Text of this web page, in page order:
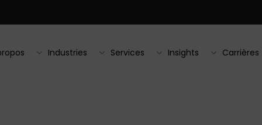
Industries Services Insights Carrières